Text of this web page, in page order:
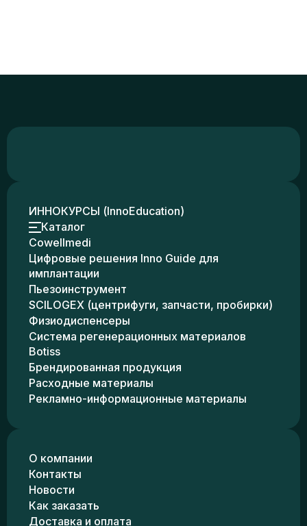
ИННОКУРСЫ (InnoEducation)
Каталог
Cowellmedi
Цифровые решения Inno Guide для
имплантации
Пьезоинструмент
SCILOGEX (центрифуги, запчасти, пробирки)
Физиодиспенсеры
Система регенерационных материалов
Botiss
Брендированная продукция
Расходные материалы
Рекламно-информационные материалы
О компании
Контакты
Новости
Как заказать
Доставка и оплата